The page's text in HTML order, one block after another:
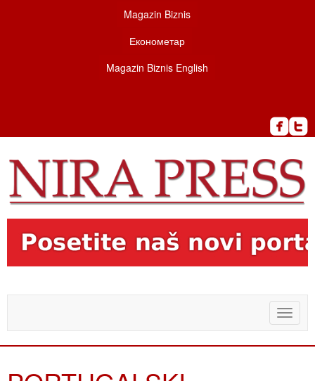
Magazin Biznis
Економетар
Magazin Biznis English
Toggle